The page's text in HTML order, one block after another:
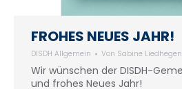
FROHES NEUES JAHR!
DISDH Allgemein Von Sabine
Wir wünschen der DISDH-
und frohes Neues Jahr!